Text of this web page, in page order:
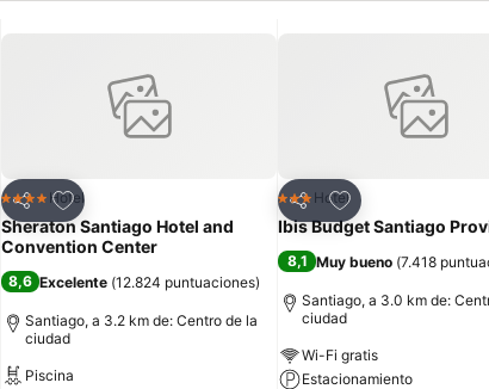
Compartir
Agregar a favoritos
4 EstrellasHotel
Sheraton Santiago Hotel and
Convention Center
8,6 Excelente (12.824 puntuaciones)
Santiago, a 3.2 km de: Centro de la
ciudad
Piscina
Compartir
Agregar a
3 Estrellas
Hotel
Ibis Budget Santiago
8,1 Muy bueno (7.418
Santiago, a 3.0 km de:
ciudad
Wi-Fi gratis
Estacionamiento